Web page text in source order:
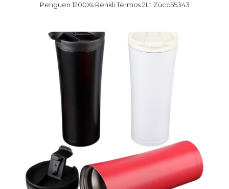
Penguen 1200Xs Renkli Termos 2Lt Zücc55343